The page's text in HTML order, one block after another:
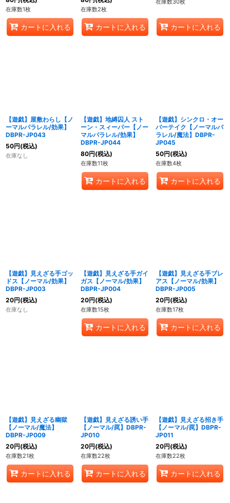
在庫数1枚
カートに入れる
在庫数2枚
カートに入れる
在庫数30枚
カートに入れる
【遊戯】屋敷わらし【ノ
ーマルパラレル/効果】
DBPR-JP043
50円(税込)
在庫なし
【遊戯】地縛囚人 スト
ーン・スィーパー【ノー
マルパラレル/効果】
DBPR-JP044
80円(税込)
在庫数11枚
カートに入れる
【遊戯】シンクロ・オー
バーテイク【ノーマルパ
ラレル/魔法】DBPR-
JP045
50円(税込)
在庫数4枚
カートに入れる
【遊戯】見えざる手ゴッ
ドス【ノーマル/効果】
DBPR-JP003
20円(税込)
在庫なし
【遊戯】見えざる手ガイ
ガス【ノーマル/効果】
DBPR-JP004
20円(税込)
在庫数15枚
カートに入れる
【遊戯】見えざる手ブレ
アス【ノーマル/効果】
DBPR-JP005
20円(税込)
在庫数17枚
カートに入れる
【遊戯】見えざる幽獄
【ノーマル/魔法】
DBPR-JP009
20円(税込)
在庫数21枚
カートに入れる
【遊戯】見えざる誘い手
【ノーマル/罠】DBPR-
JP010
20円(税込)
在庫数22枚
カートに入れる
【遊戯】見えざる招き手
【ノーマル/罠】DBPR-
JP011
20円(税込)
在庫数22枚
カートに入れる